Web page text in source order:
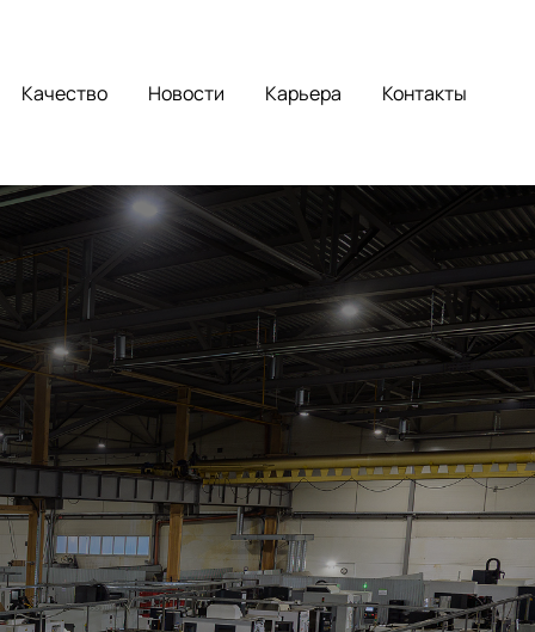
Качество Новости Карьера Контакты